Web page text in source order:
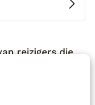
reizigers die